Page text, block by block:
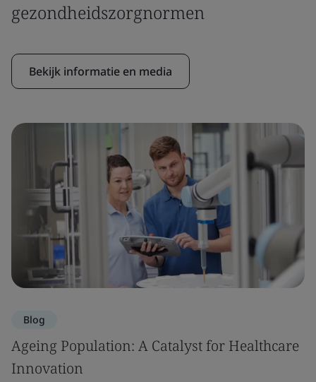
gezondheidszorgnormen
Bekijk informatie en media
Blog
Ageing Population: A Catalyst for Healthcare
Innovation